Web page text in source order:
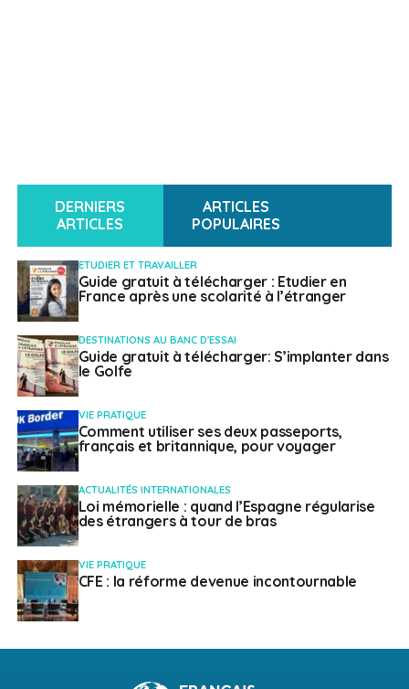
DERNIERS
ARTICLES
ARTICLES
POPULAIRES
ETUDIER ET TRAVAILLER
Guide gratuit à télécharger : Etudier en
France après une scolarité à l’étranger
DESTINATIONS AU BANC D'ESSAI
Guide gratuit à télécharger: S’implanter dans
le Golfe
VIE PRATIQUE
Comment utiliser ses deux passeports,
français et britannique, pour voyager
ACTUALITÉS INTERNATIONALES
Loi mémorielle : quand l’Espagne régularise
des étrangers à tour de bras
VIE PRATIQUE
CFE : la réforme devenue incontournable